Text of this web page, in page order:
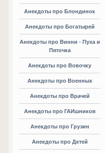
Анекдоты про Блондинок
Анекдоты про Богатырей
Анекдоты про Винни - Пуха и
Пяточка
Анекдоты про Вовочку
Анекдоты про Военных
Анекдоты про Врачей
Анекдоты про ГАИшников
Анекдоты про Грузин
Анекдоты про Детей